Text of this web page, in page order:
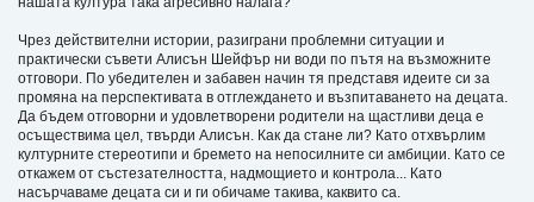
Чрез действителни истории, разиграни проблемни ситуации и
практически съвети Алисън Шейфър ни води по пътя на възможните
отговори. По убедителен и забавен начин тя представя идеите си за
промяна на перспективата в отглеждането и възпитаването на децата.
Да бъдем отговорни и удовлетворени родители на щастливи деца е
осъществима цел, твърди Алисън. Как да стане ли? Като отхвърлим
културните стереотипи и бремето на непосилните си амбиции. Като се
откажем от състезателността, надмощието и контрола... Като
насърчаваме децата си и ги обичаме такива, каквито са.